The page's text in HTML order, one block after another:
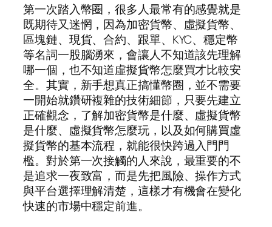
第一次踏入幣圈，很多人最常有的感覺就是
既期待又迷惘，因為加密貨幣、虛擬貨幣、
區塊鏈、現貨、合約、跟單、KYC、穩定幣
等名詞一股腦湧來，會讓人不知道該先理解
哪一個，也不知道虛擬貨幣怎麼買才比較安
全。其實，新手想真正搞懂幣圈，並不需要
一開始就鑽研複雜的技術細節，只要先建立
正確觀念，了解加密貨幣是什麼、虛擬貨幣
是什麼、虛擬貨幣怎麼玩，以及如何購買虛
擬貨幣的基本流程，就能很快跨過入門門
檻。對於第一次接觸的人來說，最重要的不
是追求一夜致富，而是先把風險、操作方式
與平台選擇理解清楚，這樣才有機會在變化
快速的市場中穩定前進。